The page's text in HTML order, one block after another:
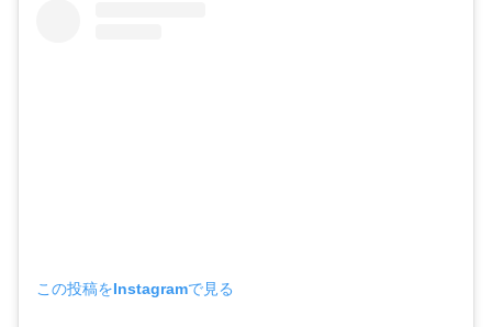
この投稿をInstagramで見る